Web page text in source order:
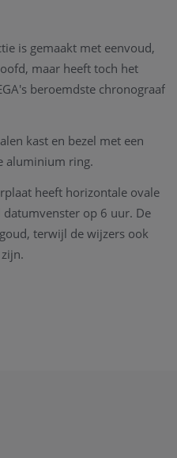
is gemaakt met eenvoud,
maar heeft toch het
beroemdste chronograaf
kast en bezel met een
aluminium ring.
heeft horizontale ovale
datumvenster op 6 uur. De
terwijl de wijzers ook
van de kast en wordt